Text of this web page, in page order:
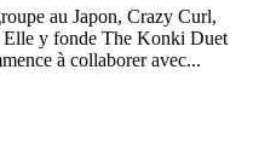
au Japon, Crazy Curl,
y fonde The Konki Duet
à collaborer avec...